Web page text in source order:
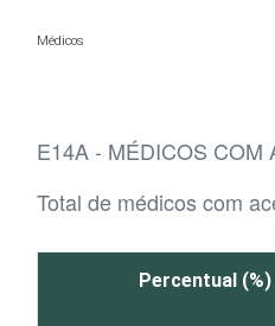
Médicos
E14A - MÉDICOS COM
Total de médicos com
Percentual (%)